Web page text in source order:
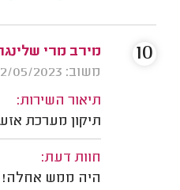
מירב מרי
משוב: 02/05/2023
תיאור השירות:
תיקון מערכת
חוות דעת:
היה ממש אחלה!
10